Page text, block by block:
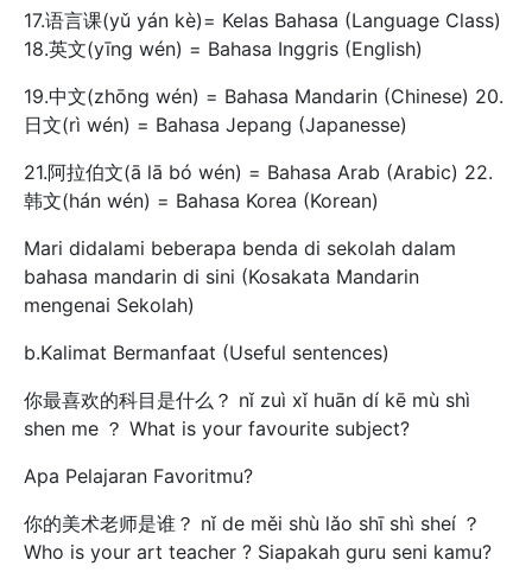
17.语言课(yǔ yán kè)= Kelas Bahasa (Language Class)
18.英文(yīng wén) = Bahasa Inggris (English)
19.中文(zhōng wén) = Bahasa Mandarin (Chinese) 20.
日文(rì wén) = Bahasa Jepang (Japanesse)
21.阿拉伯文(ā lā bó wén) = Bahasa Arab (Arabic) 22.
韩文(hán wén) = Bahasa Korea (Korean)
Mari didalami beberapa benda di sekolah dalam
bahasa mandarin di sini (Kosakata Mandarin
mengenai Sekolah)
b.Kalimat Bermanfaat (Useful sentences)
你最喜欢的科目是什么？ nǐ zuì xǐ huān dí kē mù shì
shen me ？ What is your favourite subject?
Apa Pelajaran Favoritmu?
你的美术老师是谁？ nǐ de měi shù lǎo shī shì sheí ？
Who is your art teacher ? Siapakah guru seni kamu?